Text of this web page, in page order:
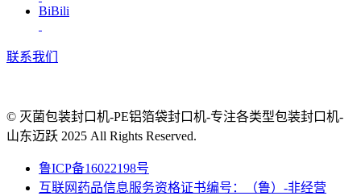
BiBili
联系我们
© 灭菌包装封口机-PE铝箔袋封口机-专注各类型包装封口机-
山东迈跃 2025 All Rights Reserved.
鲁ICP备16022198号
互联网药品信息服务资格证书编号：（鲁）-非经营